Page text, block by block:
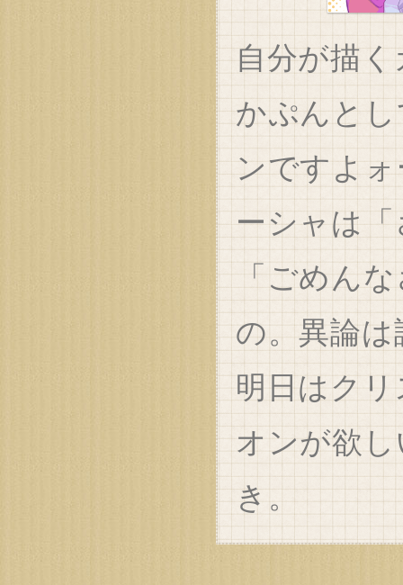
自分が描
かぷんと
ンですよ
ーシャは
「ごめん
の。異論
明日はク
オンが欲
き。